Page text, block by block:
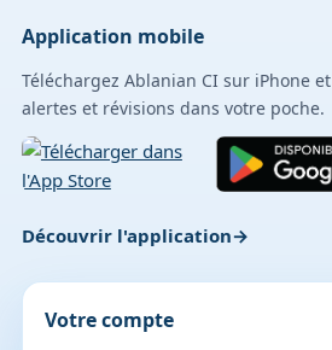
Application mobile
Téléchargez Ablanian CI sur iPhone
alertes et révisions dans votre poche.
Découvrir l'application
Votre compte